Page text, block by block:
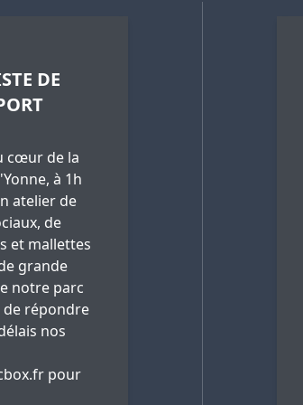
DE
cœur de la
à 1h
atelier de
de
et mallettes
grande
notre parc
répondre
nos
pour